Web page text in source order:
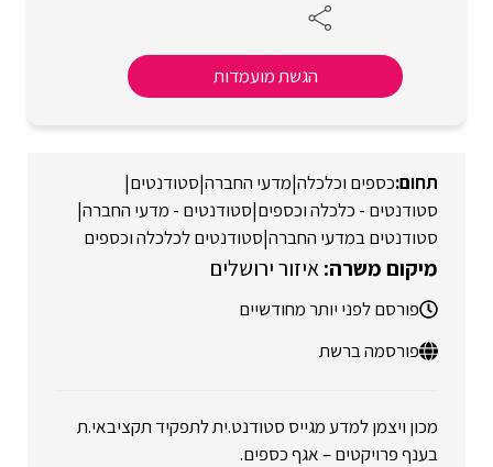
הגשת מועמדות
כספים וכלכלה|מדעי החברה|סטודנטים|
סטודנטים - כלכלה וכספים|סטודנטים - מדעי החברה|
סטודנטים במדעי החברה|סטודנטים לכלכלה וכספים
איזור ירושלים
פורסם לפני יותר מחודשיים
פורסמה ברשת
מכון ויצמן למדע מגייס סטודנט.ית לתפקיד תקציבאי.ת
בענף פרויקטים – אגף כספים.